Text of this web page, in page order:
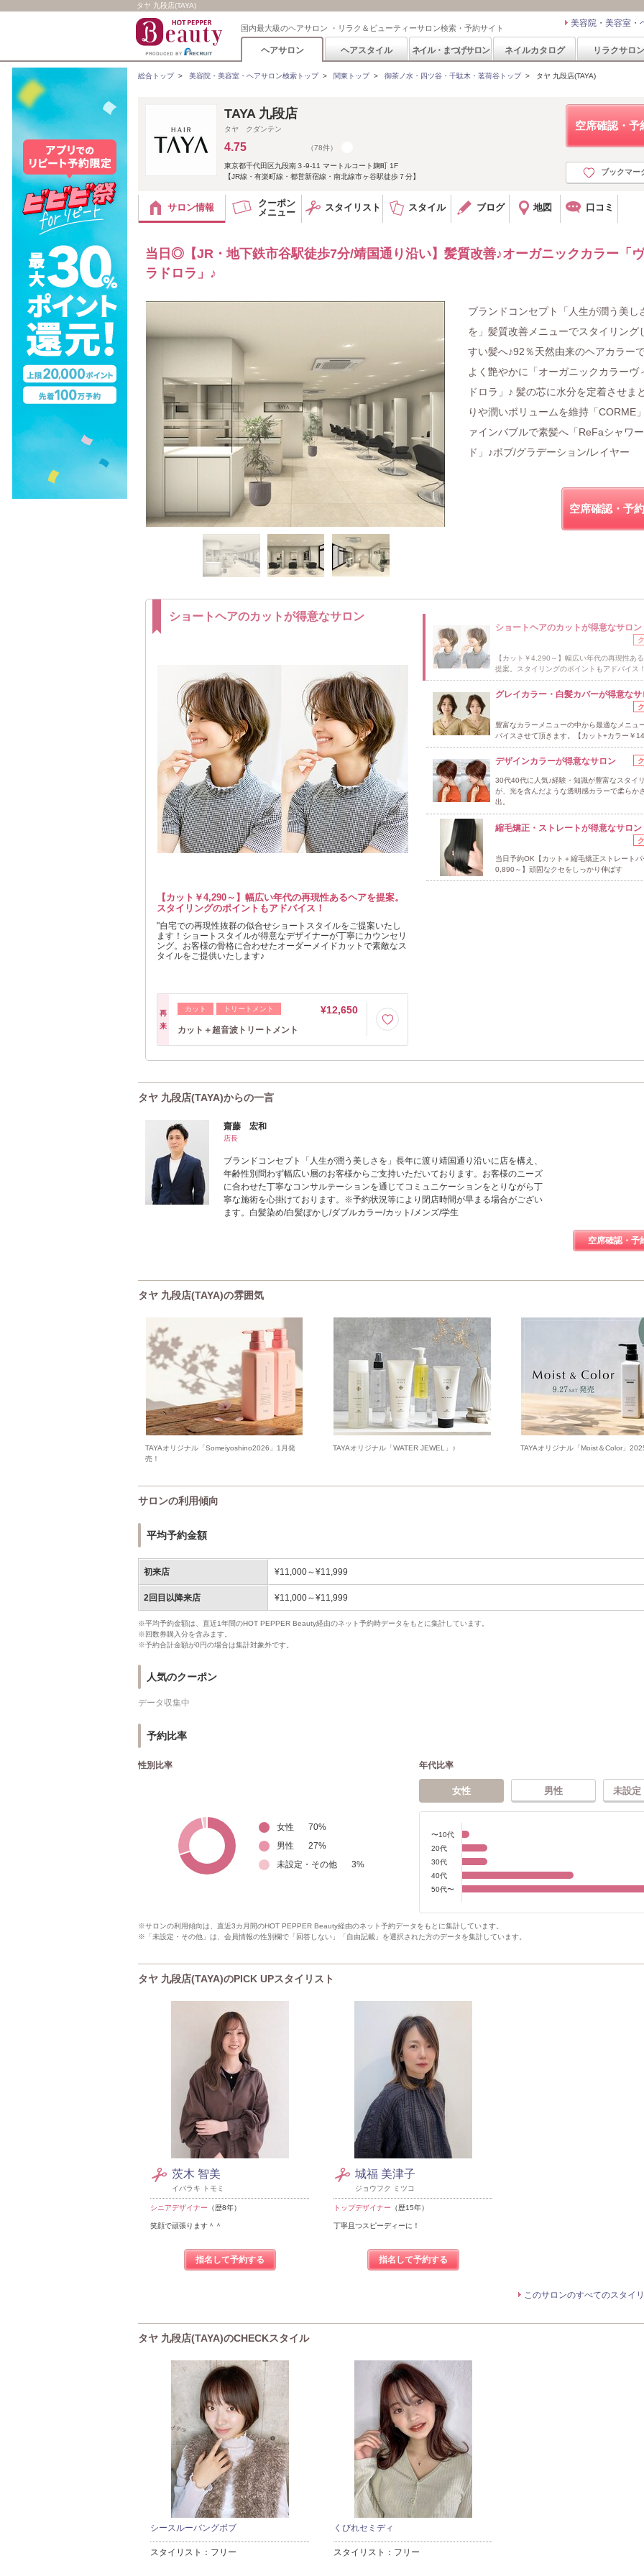
タヤ 九段店(TAYA)
国内最大級のヘアサロン ・リラク＆ビューティーサロン検索・予約サイト 美容院・美容室・
ヘアサロン ヘアスタイル ネイル・まつげサロン ネイルカタログ リラクサロン
総合トップ> 美容院・美容室・ヘアサロン検索トップ> 関東トップ> 御茶ノ水・四ツ谷・千駄木・茗荷谷トップ> タヤ 九段店(TAYA)
空席確認・予
ブックマー
TAYA 九段店
タヤ クダンテン
4.75 （78件）
東京都千代田区九段南３-9-11 マートルコート麹町 1F
【JR線・有楽町線・都営新宿線・南北線市ヶ谷駅徒歩７分】
サロン情報
クーポン
メニュー
スタイリスト スタイル ブログ 地図 口コミ
当日◎【JR・地下鉄市谷駅徒歩7分/靖国通り沿い】髪質改善♪オーガニックカラー「
ラドロラ」♪
ブランドコンセプト「人生が潤う美し
を」髪質改善メニューでスタイリング
すい髪へ♪92％天然由来のヘアカラー
よく艶やかに「オーガニックカラーヴ
ドロラ」♪ 髪の芯に水分を定着させま
りや潤いボリュームを維持「CORME
ァインバブルで素髪へ「ReFaシャワ
ド」♪ボブ/グラデーション/レイヤー
空席確認・予
ショートヘアのカットが得意なサロン
【カット￥4,290～】幅広い年代の再現性あるヘアを提案。
スタイリングのポイントもアドバイス！
"自宅での再現性抜群の似合せショートスタイルをご提案いたし
ます！ショートスタイルが得意なデザイナーが丁寧にカウンセリ
ング。お客様の骨格に合わせたオーダーメイドカットで素敵なス
タイルをご提供いたします♪
再
来
カット トリートメント ¥12,650
カット＋超音波トリートメント
ショートヘアのカットが得意なサロン
【カット￥4,290～】幅広い年代の再現性あ
提案。スタイリングのポイントもアドバイス
グレイカラー・白髪カバーが得意なサ
豊富なカラーメニューの中から最適なメニュ
バイスさせて頂きます。【カット+カラー￥
デザインカラーが得意なサロン
30代40代に人気♪経験・知識が豊富なスタイ
が、光を含んだような透明感カラーで柔らか
出。
縮毛矯正・ストレートが得意なサロン
当日予約OK【カット＋縮毛矯正ストレート
0,890～】頑固なクセをしっかり伸ばす
タヤ 九段店(TAYA)からの一言
齋藤 宏和
店長
ブランドコンセプト「人生が潤う美しさを」長年に渡り靖国通り沿いに店を構え、
年齢性別問わず幅広い層のお客様からご支持いただいております。お客様のニーズ
に合わせた丁寧なコンサルテーションを通じてコミュニケーションをとりながら丁
寧な施術を心掛けております。※予約状況等により閉店時間が早まる場合がござい
ます。白髪染め/白髪ぼかし/ダブルカラー/カット/メンズ/学生
空席確認・予
タヤ 九段店(TAYA)の雰囲気
TAYAオリジナル「Someiyoshino2026」1月発
売！
TAYAオリジナル「WATER JEWEL」♪ TAYAオリジナル「Moist＆Color」
サロンの利用傾向
平均予約金額
初来店 ¥11,000～¥11,999
2回目以降来店 ¥11,000～¥11,999
※平均予約金額は、直近1年間のHOT PEPPER Beauty経由のネット予約時データをもとに集計しています。
※回数券購入分を含みます。
※予約合計金額が0円の場合は集計対象外です。
人気のクーポン
データ収集中
予約比率
性別比率
女性 70%
男性
27%
未設定・その他
3%
年代比率
女性 男性 未設定
〜10代
20代
30代
40代
50代〜
※サロンの利用傾向は、直近3カ月間のHOT PEPPER Beauty経由のネット予約データをもとに集計しています。
※「未設定・その他」は、会員情報の性別欄で「回答しない」「自由記載」を選択された方のデータを集計しています。
タヤ 九段店(TAYA)のPICK UPスタイリスト
茨木 智美
イバラキ トモミ
シニアデザイナー （歴8年）
笑顔で頑張ります＾＾
指名して予約する
城福 美津子
ジョウフク ミツコ
トップデザイナー （歴15年）
丁寧且つスピーディーに！
指名して予約する
このサロンのすべてのスタイ
タヤ 九段店(TAYA)のCHECKスタイル
シースルーバングボブ
スタイリスト： フリー
くびれセミディ
スタイリスト： フリー